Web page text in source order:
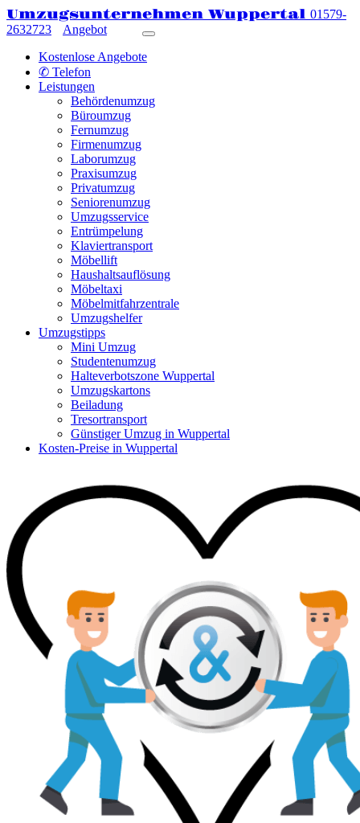
Umzugsunternehmen Wuppertal 01579-
2632723
Angebot
Kostenlose Angebote
✆ Telefon
Leistungen
Behördenumzug
Büroumzug
Fernumzug
Firmenumzug
Laborumzug
Praxisumzug
Privatumzug
Seniorenumzug
Umzugsservice
Entrümpelung
Klaviertransport
Möbellift
Haushaltsauflösung
Möbeltaxi
Möbelmitfahrzentrale
Umzugshelfer
Umzugstipps
Mini Umzug
Studentenumzug
Halteverbotszone Wuppertal
Umzugskartons
Beiladung
Tresortransport
Günstiger Umzug in Wuppertal
Kosten-Preise in Wuppertal